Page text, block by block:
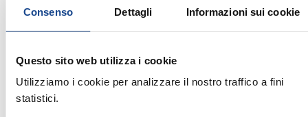
Consenso Dettagli Informazioni sui cookie
Questo sito web utilizza i cookie
Utilizziamo i cookie per analizzare il nostro traffico a fini
statistici.
74/2025